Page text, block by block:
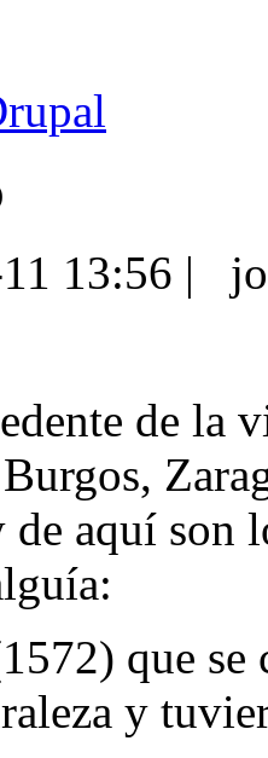
13:56 |
de la
aquí son
que
y